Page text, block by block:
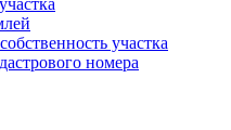
участка
номера